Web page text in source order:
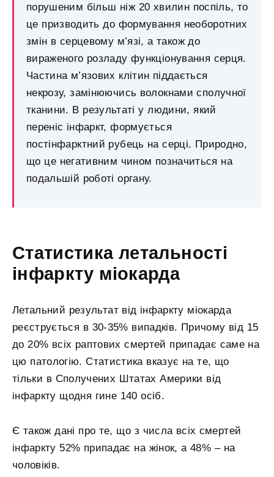
порушеним більш ніж 20 хвилин поспіль, то
це призводить до формування необоротних
змін в серцевому м’язі, а також до
вираженого розладу функціонування серця.
Частина м’язових клітин піддається
некрозу, замінюючись волокнами сполучної
тканини. В результаті у людини, який
переніс інфаркт, формується
постінфарктний рубець на серці. Природно,
що це негативним чином позначиться на
подальшій роботі органу.
Статистика летальності
інфаркту міокарда
Летальний результат від інфаркту міокарда
реєструється в 30-35% випадків. Причому від 15
до 20% всіх раптових смертей припадає саме на
цю патологію. Статистика вказує на те, що
тільки в Сполучених Штатах Америки від
інфаркту щодня гине 140 осіб.
Є також дані про те, що з числа всіх смертей
інфаркту 52% припадає на жінок, а 48% – на
чоловіків.